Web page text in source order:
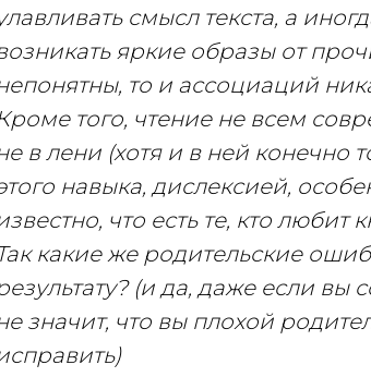
смысл текста, а
яркие образы от
то и ассоциаций
того, чтение не всем
в лени (хотя и в ней конечно
навыка, дислексией,
что есть те, кто любит
какие же родительские
(и да, даже если вы
значит, что вы плохой